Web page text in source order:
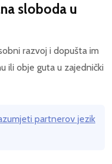
sloboda u
razvoj i dopušta im
ili obje guta u zajednički
partnerov jezik